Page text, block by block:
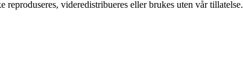
videredistribueres eller brukes uten vår tillatelse.